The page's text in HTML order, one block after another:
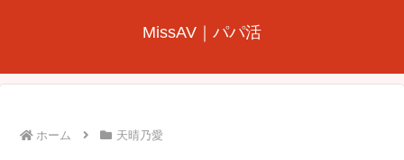
MissAV｜パパ活
ホーム 天晴乃愛